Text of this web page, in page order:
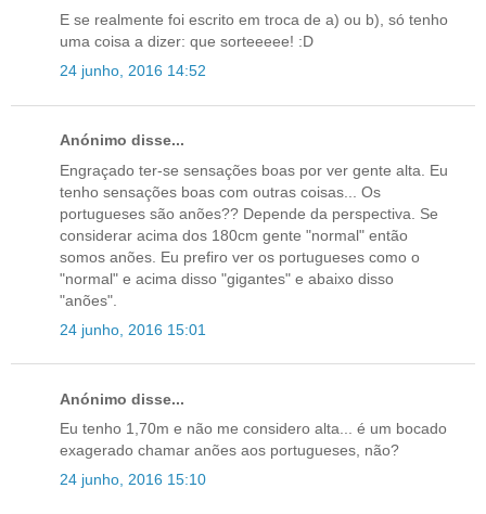
E se realmente foi escrito em troca de a) ou b), só tenho
uma coisa a dizer: que sorteeeee! :D
24 junho, 2016 14:52
Anónimo disse...
Engraçado ter-se sensações boas por ver gente alta. Eu
tenho sensações boas com outras coisas... Os
portugueses são anões?? Depende da perspectiva. Se
considerar acima dos 180cm gente "normal" então
somos anões. Eu prefiro ver os portugueses como o
"normal" e acima disso "gigantes" e abaixo disso
"anões".
24 junho, 2016 15:01
Anónimo disse...
Eu tenho 1,70m e não me considero alta... é um bocado
exagerado chamar anões aos portugueses, não?
24 junho, 2016 15:10